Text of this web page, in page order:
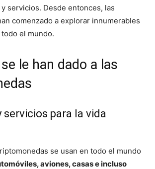
servicios. Desde entonces, las
comenzado a explorar innumerables
el mundo.
le han dado a las
servicios para la vida
se usan en todo el mundo
aviones, casas e incluso